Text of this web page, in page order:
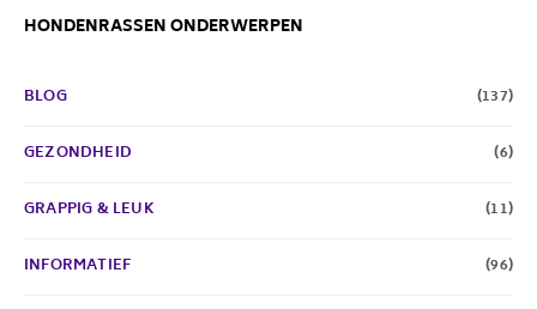
HONDENRASSEN ONDERWERPEN
BLOG (137)
GEZONDHEID (6)
GRAPPIG & LEUK (11)
INFORMATIEF (96)